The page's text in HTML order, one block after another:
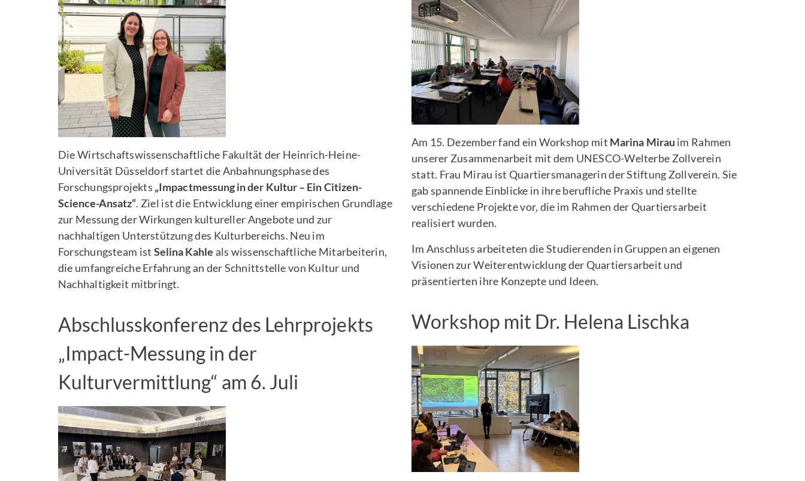
Die Wirtschaftswissenschaftliche Fakultät der Heinrich-Heine-
Universität Düsseldorf startet die Anbahnungsphase des
Forschungsprojekts „Impactmessung in der Kultur – Ein Citizen-
Science-Ansatz“. Ziel ist die Entwicklung einer empirischen Grundlage
zur Messung der Wirkungen kultureller Angebote und zur
nachhaltigen Unterstützung des Kulturbereichs. Neu im
Forschungsteam ist Selina Kahle als wissenschaftliche Mitarbeiterin,
die umfangreiche Erfahrung an der Schnittstelle von Kultur und
Nachhaltigkeit mitbringt.
Abschlusskonferenz des Lehrprojekts
„Impact-Messung in der
Kulturvermittlung“ am 6. Juli
Am 15. Dezember fand ein Workshop mit Marina Mirau im Rahmen
unserer Zusammenarbeit mit dem UNESCO-Welterbe Zollverein
statt. Frau Mirau ist Quartiersmanagerin der Stiftung Zollverein. Sie
gab spannende Einblicke in ihre berufliche Praxis und stellte
verschiedene Projekte vor, die im Rahmen der Quartiersarbeit
realisiert wurden.
Im Anschluss arbeiteten die Studierenden in Gruppen an eigenen
Visionen zur Weiterentwicklung der Quartiersarbeit und
präsentierten ihre Konzepte und Ideen.
Workshop mit Dr. Helena Lischka